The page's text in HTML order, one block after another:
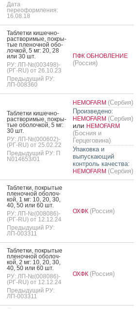
Дата
переоформления:
16.08.18
Таб­летки ки­шеч­но­
рас­тво­римые, пок­ры­
тые пле­ноч­ной обо­
лоч­кой, 5 мг: 20, 28
или 30 шт.
РУ: ЛП-№(003498)-
(РГ-RU) от 26.10.23
Предыдущий РУ:
ЛП-008360
ПФК ОБНОВЛЕНИЕ
(Россия)
Таб­летки ки­шеч­но­
рас­тво­римые, пок­ры­
тые обо­лоч­кой, 5 мг:
30 шт.
РУ: ЛП-№(000602)-
(РГ-RU) от 25.02.22
Предыдущий РУ: П
N014653/01
HEMOFARM (Сербия)
Произведено:
HEMOFARM (Сербия)
или HEMOFARM
(Босния и
Герцеговина)
Упаковка и
выпускающий
контроль качества:
HEMOFARM (Сербия)
Таб­летки, пок­ры­тые
пле­ноч­ной обо­лоч­
кой, 1 мг: 10, 20, 30,
40, 50 или 60 шт.
РУ: ЛП-№(008086)-
(РГ-RU) от 12.12.24
Предыдущий РУ:
ЛП-003311
ОХФК (Россия)
Таб­летки, пок­ры­тые
пле­ноч­ной обо­лоч­
кой, 2 мг: 10, 20, 30,
40, 50 или 60 шт.
РУ: ЛП-№(008086)-
(РГ-RU) от 12.12.24
Предыдущий РУ:
ЛП-003311
ОХФК (Россия)